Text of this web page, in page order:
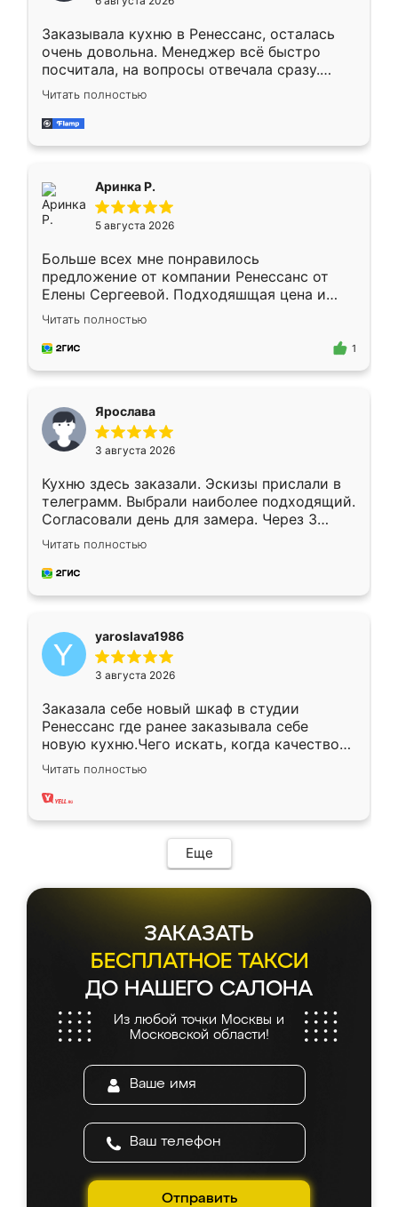
мебели буду заказывать только здесь.
Заказывала кухню в Ренессанс, осталась
очень довольна. Менеджер всё быстро
посчитала, на вопросы отвечала сразу.
Замерщик приехал в субботу, подошёл к
делу со всей ответственностью. Собрали
за день, ребята работали аккуратно, даже
Читать полностью
Аринка Р.
5 августа 2026
Больше всех мне понравилось
предложение от компании Ренессанс от
Елены Сергеевой. Подходяшщая цена и
короткие сроки изготовления. Приехавший
для замера сотрудник Владислав
предложил по моему эскизу самый
Читать полностью
1
Ярослава
3 августа 2026
Кухню здесь заказали. Эскизы прислали в
телеграмм. Выбрали наиболее подходящий.
Согласовали день для замера. Через 3
недели кухня была уже готова. Остались
довольны работой. Спасибо Ренессанс
мебель за качественную работу!
Читать полностью
yaroslava1986
3 августа 2026
Заказала себе новый шкаф в студии
Ренессанс где ранее заказывала себе
новую кухню.Чего искать, когда качеством
вполне довольна. Служит кухня уже почти
два года, нареканий нет.
Читать полностью
Еще
ЗАКАЗАТЬ
БЕСПЛАТНОЕ ТАКСИ
ДО НАШЕГО САЛОНА
Из любой точки Москвы и
Московской области!
Отправить